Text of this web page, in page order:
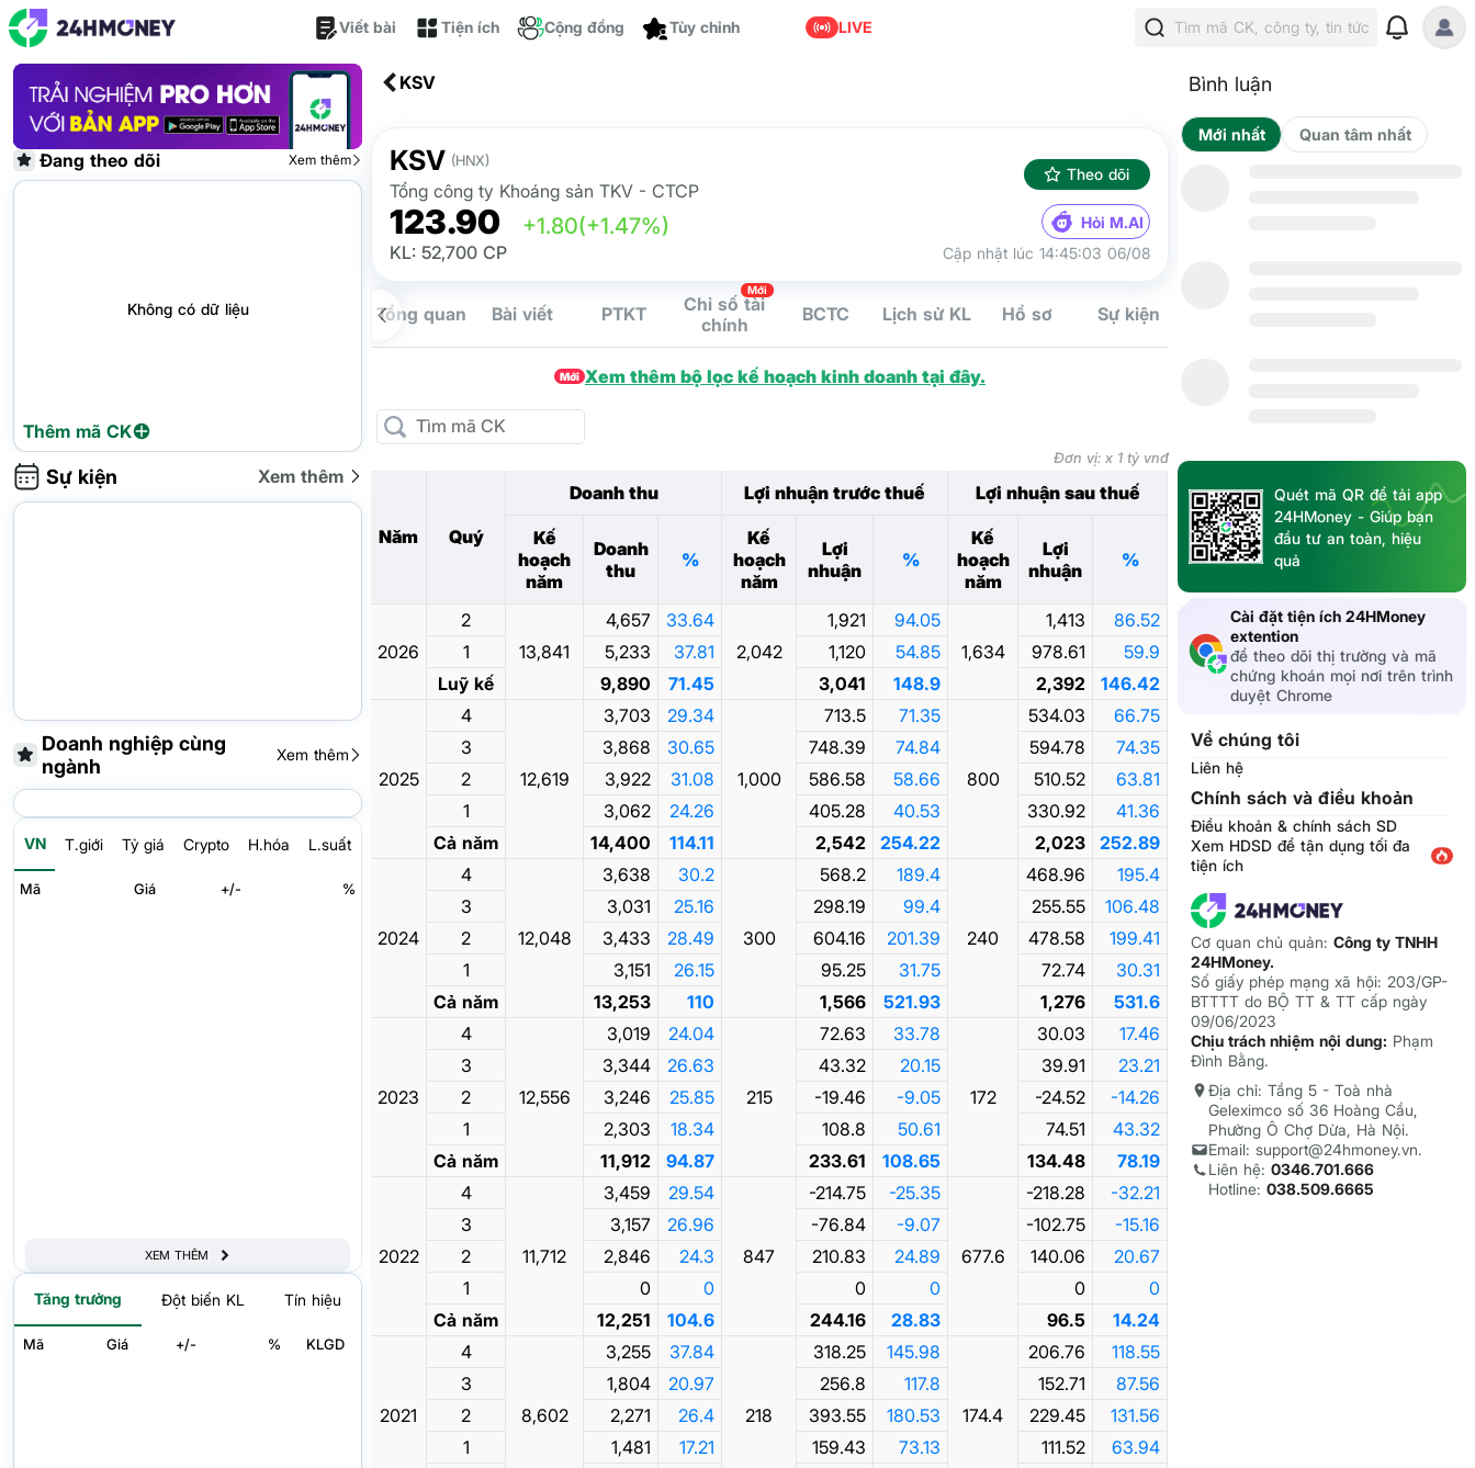
Viết bài Tiện ích Cộng đồng Tùy chỉnh LIVE Tìm mã CK, công ty, tin tức
Đang theo dõi Xem thêm
Không có dữ liệu
Thêm mã CK
Sự kiện Xem thêm
Doanh nghiệp cùng
ngành
Xem thêm
VN T.giới Tỷ giá Crypto H.hóa L.suất
Mã Giá +/- %
XEM THÊM
Tăng trưởng Đột biến KL Tín hiệu
Mã Giá +/- % KLGD
KSV
KSV (HNX)
Tổng công ty Khoáng sản TKV - CTCP
Theo dõi
123.90 +1.80(+1.47%) Hỏi M.AI
KL: 52,700 CP Cập nhật lúc 14:45:03 06/08
Tổng quan Bài viết PTKT
Chỉ số tài
chính
Mới
BCTC Lịch sử KL Hồ sơ Sự kiện
Mới Xem thêm bộ lọc kế hoạch kinh doanh tại đây.
Đơn vị: x 1 tỷ vnđ
Năm Quý
Doanh thu Lợi nhuận trước thuế Lợi nhuận sau thuế
Kế
hoạch
năm
Doanh
thu
%
Kế
hoạch
năm
Lợi
nhuận
%
Kế
hoạch
năm
Lợi
nhuận
%
2026
2
13,841
4,657
33.64
2,042
1,921
94.05
1,634
1,413
86.52
1
5,233 37.81 1,120 54.85 978.61
59.9
Luỹ kế
9,890 71.45 3,041 148.9 2,392 146.42
2025
4
12,619
3,703 29.34
1,000
713.5 71.35
800
534.03
66.75
3
3,868 30.65 748.39 74.84 594.78
74.35
2
3,922 31.08 586.58 58.66 510.52
63.81
1
3,062 24.26 405.28 40.53 330.92
41.36
Cả năm
14,400 114.11 2,542 254.22 2,023 252.89
2024
4
12,048
3,638 30.2
300
568.2 189.4
240
468.96
195.4
3
3,031 25.16 298.19 99.4 255.55
106.48
2
3,433 28.49 604.16 201.39 478.58
199.41
1
3,151 26.15 95.25 31.75 72.74
30.31
Cả năm
13,253 110 1,566 521.93 1,276 531.6
2023
4
12,556
3,019 24.04
215
72.63 33.78
172
30.03
17.46
3
3,344 26.63 43.32 20.15 39.91
23.21
2
3,246 25.85 -19.46 -9.05 -24.52
-14.26
1
2,303 18.34 108.8 50.61 74.51
43.32
Cả năm
11,912 94.87 233.61 108.65 134.48 78.19
2022
4
11,712
3,459 29.54
847
-214.75 -25.35
677.6
-218.28
-32.21
3
3,157 26.96 -76.84 -9.07 -102.75
-15.16
2
2,846 24.3 210.83 24.89 140.06
20.67
1
0 0 0 0 0
0
Cả năm
12,251 104.6 244.16 28.83 96.5 14.24
2021
4
8,602
3,255 37.84
218
318.25 145.98
174.4
206.76
118.55
3
1,804 20.97 256.8 117.8 152.71
87.56
2
2,271 26.4 393.55 180.53 229.45
131.56
1
1,481 17.21 159.43 73.13 111.52
63.94
Bình luận
Mới nhất
Quét mã QR để tải app
24HMoney - Giúp bạn
đầu tư an toàn, hiệu
quả
Cài đặt tiện ích 24HMoney
extention
để theo dõi thị trường và mã
chứng khoán mọi nơi trên trình
duyệt Chrome
Về chúng tôi
Liên hệ
Chính sách và điều khoản
Điều khoản & chính sách SD
Xem HDSD để tận dụng tối đa
tiện ích
Cơ quan chủ quản: Công ty TNHH
24HMoney.
Số giấy phép mạng xã hội: 203/GP-
BTTTT do BỘ TT & TT cấp ngày
09/06/2023
Chịu trách nhiệm nội dung: Phạm
Đình Bằng.
Địa chỉ: Tầng 5 - Toà nhà
Geleximco số 36 Hoàng Cầu,
Phường Ô Chợ Dừa, Hà Nội.
Email: support@24hmoney.vn.
Liên hệ: 0346.701.666
Hotline: 038.509.6665